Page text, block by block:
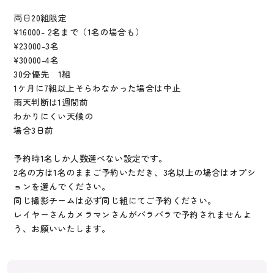
両日20組限定
¥16000- 2名まで（1名の場合も）
¥23000-3名
¥30000-4名
30分優先 1組
1ケ月に7組以上そらわなかった場合は中止
雨天判断は1週間前
わかりにくい天候の
場合3日前
予約時1名しか人数選べない設定です。
2名の方は1名のままご予約いただき、3名以上の場合はオプシ
ョンを選んでください。
同じ撮影チームは必ず同じ組にてご予約ください。
レイヤーさんカメラマンさんがバラバラで予約されませんよ
う、お願いいたします。